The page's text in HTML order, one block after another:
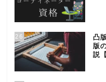
26
凸
版
説